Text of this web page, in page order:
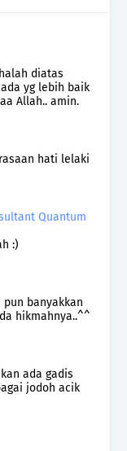
diatas
yg lebih baik
Allah.. amin.
hati lelaki
Quantum
:)
banyakkan
hikmahnya..^^
ada gadis
jodoh acik